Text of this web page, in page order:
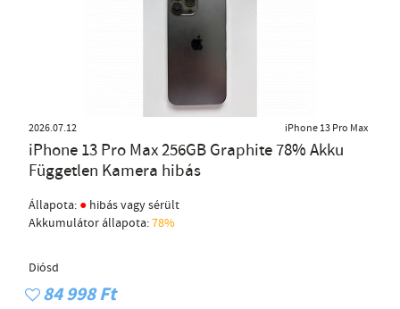
2026.07.12 iPhone 13 Pro Max
iPhone 13 Pro Max 256GB Graphite 78% Akku
Független Kamera hibás
Állapota: ● hibás vagy sérült
Akkumulátor állapota:78%
Diósd
84 998 Ft